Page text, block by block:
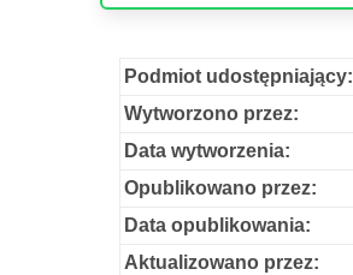
Podmiot udostępniający:
Wytworzono przez:
Data wytworzenia:
Opublikowano przez:
Data opublikowania:
Aktualizowano przez: